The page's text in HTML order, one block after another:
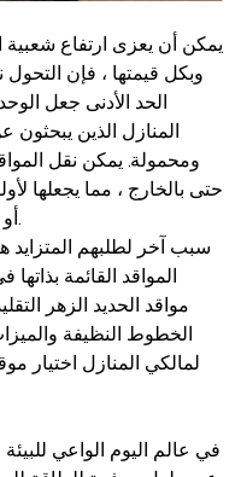
يمكن أن يعزى ارتفاع شعبية
وبكل قيمتها ، فإن التحول
الحد الأدنى جعل
المنازل الذين
ومحمولة. يمكن نقل
حتى بالخارج ، مما يجعلها
أو استخدام مدفأة في مساحات متعددة.
سبب آخر لطلبهم المتزايد
المواقد القائمة
مواقد الحديد الزهر
الخطوط النظيفة
لمالكي المنازل اختيار
في عالم اليوم الواعي